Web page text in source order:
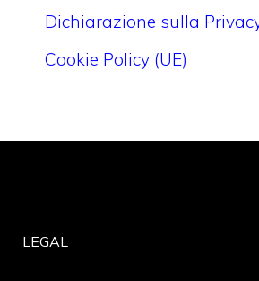
Dichiarazione sulla
Cookie Policy (UE)
LEGAL